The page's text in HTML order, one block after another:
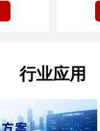
行业应用